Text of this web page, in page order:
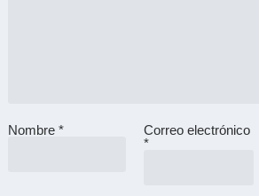
Nombre *
Correo electrónico
*